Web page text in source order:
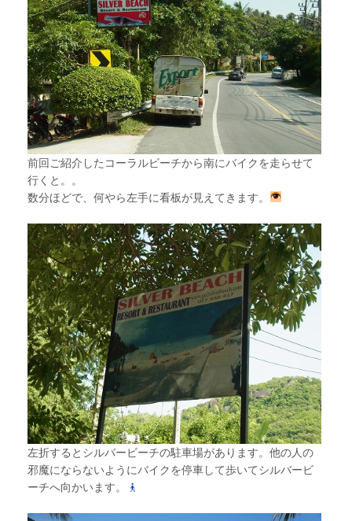
前回ご紹介したコーラルビーチから南にバイクを走らせて
行くと。。
数分ほどで、何やら左手に看板が見えてきます。
左折するとシルバービーチの駐車場があります。他の人の
邪魔にならないようにバイクを停車して歩いてシルバービ
ーチへ向かいます。